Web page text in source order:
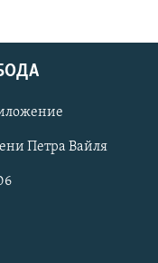
Петра Вайля